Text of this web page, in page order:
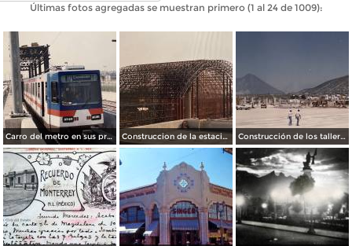
Últimas fotos agregadas se muestran primero (1 al 24 de 1009):
Carro del metro en sus primeras pruebas durante 1990 Construccion de la estacion cuauhtemoc Construcción de los talleres del metro